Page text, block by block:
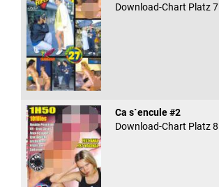
Download-Chart Platz 7
Ca s`encule #2
Download-Chart Platz 8